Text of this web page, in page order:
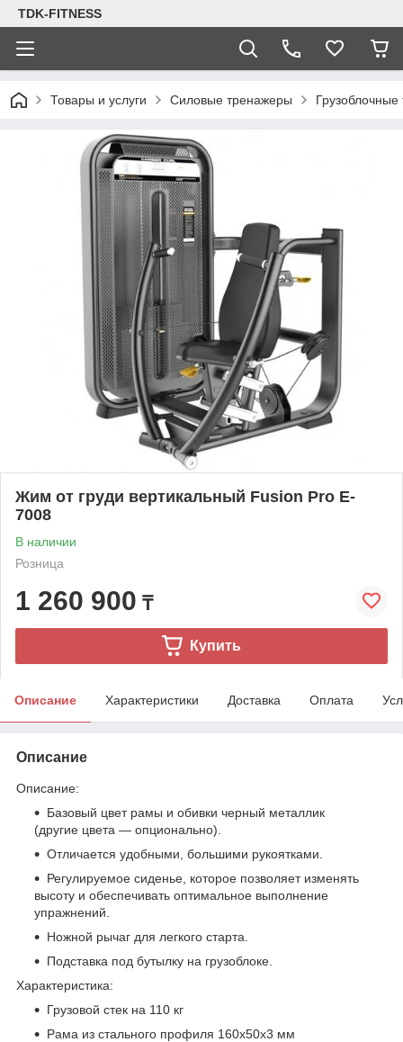
TDK-FITNESS
Товары и услуги Силовые тренажеры
Жим от груди вертикальный Fusion Pro E-
7008
В наличии
Розница
1 260 900 ₸
Купить
Описание Характеристики Доставка Оплата
Описание
Описание:
Базовый цвет рамы и обивки черный металлик
(другие цвета — опционально).
Отличается удобными, большими рукоятками.
Регулируемое сиденье, которое позволяет изменять
высоту и обеспечивать оптимальное выполнение
упражнений.
Ножной рычаг для легкого старта.
Подставка под бутылку на грузоблоке.
Характеристика:
Грузовой стек на 110 кг
Рама из стального профиля 160х50х3 мм